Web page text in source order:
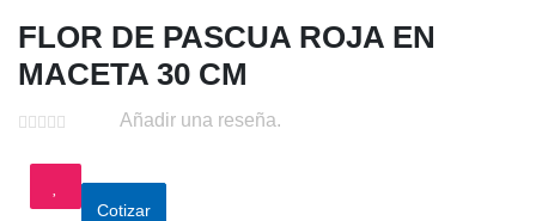
FLOR DE PASCUA ROJA EN
MACETA 30 CM
Añadir una reseña.
Cotizar